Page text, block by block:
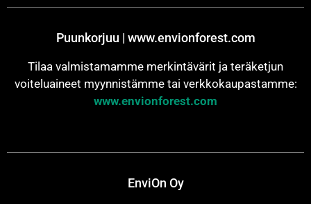
Puunkorjuu | www.envionforest.com
Tilaa valmistamamme merkintävärit ja teräketjun
voiteluaineet myynnistämme tai verkkokaupastamme:
www.envionforest.com
EnviOn Oy